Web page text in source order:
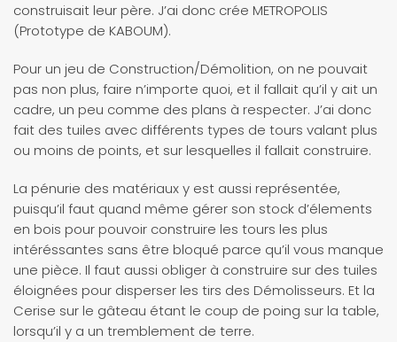
construisait leur père. J’ai donc crée METROPOLIS
(Prototype de KABOUM).
Pour un jeu de Construction/Démolition, on ne pouvait
pas non plus, faire n’importe quoi, et il fallait qu’il y ait un
cadre, un peu comme des plans à respecter. J’ai donc
fait des tuiles avec différents types de tours valant plus
ou moins de points, et sur lesquelles il fallait construire.
La pénurie des matériaux y est aussi représentée,
puisqu’il faut quand même gérer son stock d’élements
en bois pour pouvoir construire les tours les plus
intéréssantes sans être bloqué parce qu’il vous manque
une pièce. Il faut aussi obliger à construire sur des tuiles
éloignées pour disperser les tirs des Démolisseurs. Et la
Cerise sur le gâteau étant le coup de poing sur la table,
lorsqu’il y a un tremblement de terre.